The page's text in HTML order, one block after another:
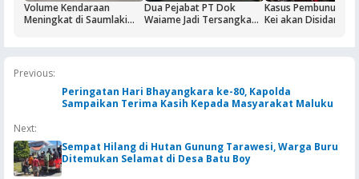
Volume Kendaraan
Meningkat di Saumlaki
Jaga Keandalan Suplai
BBM
Dua Pejabat PT Dok
Waiame Jadi Tersangka
Kasus Pembunuhan
Kei akan
Previous:
Peringatan Hari Bhayangkara ke-80, Kapolda
Sampaikan Terima Kasih Kepada Masyarakat Maluku
Next:
Sempat Hilang di Hutan Gunung Tarawesi, Warga Buru
Ditemukan Selamat di Desa Batu Boy